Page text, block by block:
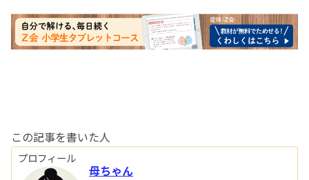
この記事を書いた人
プロフィール
母ちゃん